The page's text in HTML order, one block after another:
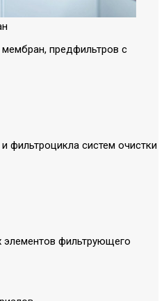
предфильтров с
фильтроцикла систем очистки
элементов фильтрующего